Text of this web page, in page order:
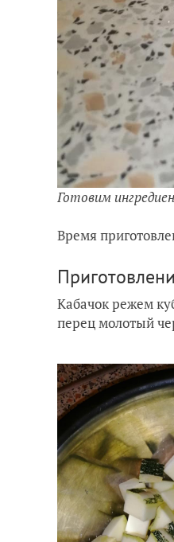
Готовим
Время
Кабачок режем
перец молотый